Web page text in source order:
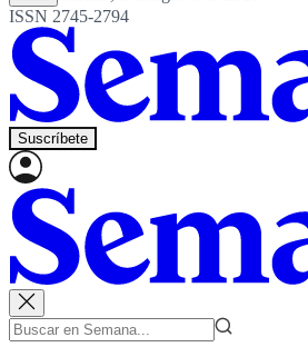
ISSN 2745-2794
Suscríbete